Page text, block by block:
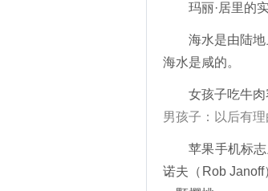
玛丽·居里的
海水是由陆
海水是咸的。
女孩子吃牛肉
男孩子：以后有
苹果手机标
诺夫（Rob